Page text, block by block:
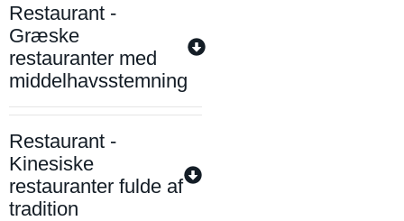
Restaurant -
Græske
restauranter med
middelhavsstemning
Restaurant -
Kinesiske
restauranter fulde af
tradition